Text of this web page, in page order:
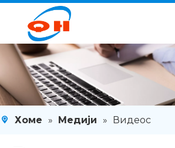
Хоме » Медији » Видеос